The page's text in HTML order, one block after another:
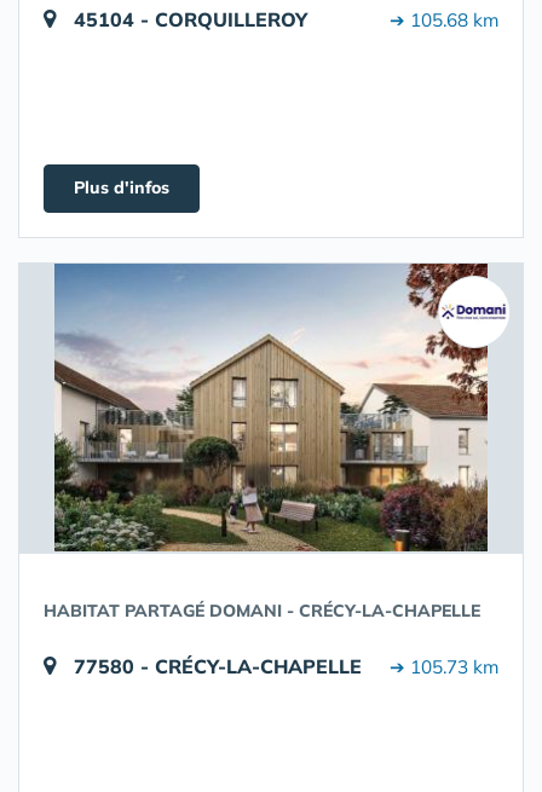
45104 - CORQUILLEROY ➔ 105.68 km
Plus d'infos
HABITAT PARTAGÉ DOMANI - CRÉCY-LA-CHAPELLE
77580 - CRÉCY-LA-CHAPELLE ➔ 105.73 km